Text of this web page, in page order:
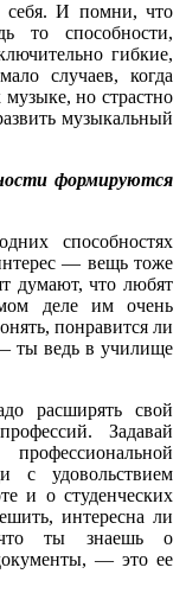
себя. И помни, что
то способности,
гибкие,
случаев, когда
но страстно
музыкальный
формируются
способностях
— вещь тоже
думают, что любят
деле им очень
понравится ли
ты ведь в училище
расширять свой
Задавай
с удовольствием
и о студенческих
интересна ли
ты знаешь о
— это ее